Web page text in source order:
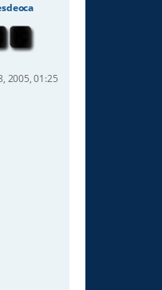
2005, 01:25